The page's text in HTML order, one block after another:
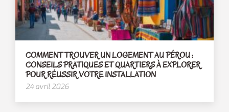
COMMENT TROUVER UN LOGEMENT AU PÉROU :
CONSEILS PRATIQUES ET QUARTIERS À EXPLORER
POUR RÉUSSIR VOTRE INSTALLATION
24 avril 2026